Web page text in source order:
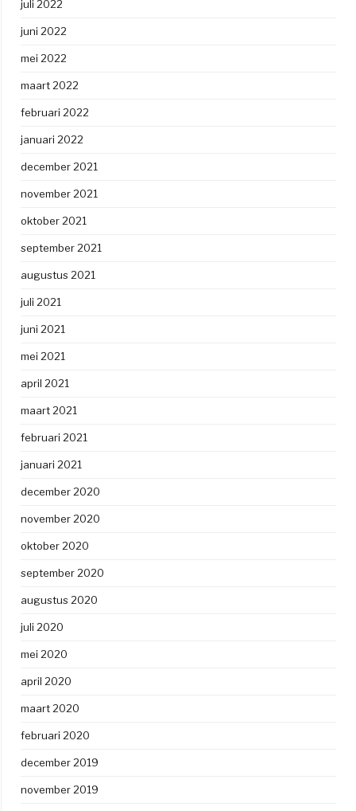
juli 2022
juni 2022
mei 2022
maart 2022
februari 2022
januari 2022
december 2021
november 2021
oktober 2021
september 2021
augustus 2021
juli 2021
juni 2021
mei 2021
april 2021
maart 2021
februari 2021
januari 2021
december 2020
november 2020
oktober 2020
september 2020
augustus 2020
juli 2020
mei 2020
april 2020
maart 2020
februari 2020
december 2019
november 2019